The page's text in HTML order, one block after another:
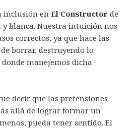
inclusión enEl Constructorde
blanca. Nuestra intuición nos
correctos, ya que hace las
borrar, destruyendo lo
manejemos dicha
decir que las pretensiones
allá de lograr formar un
pueda tener sentido. El